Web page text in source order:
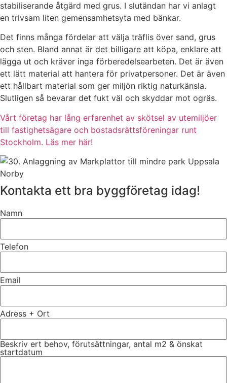
stabiliserande åtgärd med grus. I slutändan har vi anlagt
en trivsam liten gemensamhetsyta med bänkar.
Det finns många fördelar att välja träflis över sand, grus
och sten. Bland annat är det billigare att köpa, enklare att
lägga ut och kräver inga förberedelsearbeten. Det är även
ett lätt material att hantera för privatpersoner. Det är även
ett hållbart material som ger miljön riktig naturkänsla.
Slutligen så bevarar det fukt väl och skyddar mot ogräs.
Vårt företag har lång erfarenhet av skötsel av utemiljöer
till fastighetsägare och bostadsrättsföreningar runt
Stockholm. Läs mer här!
Kontakta ett bra byggföretag idag!
Namn
Telefon
Email
Adress + Ort
Beskriv ert behov, förutsättningar, antal m2 & önskat
startdatum